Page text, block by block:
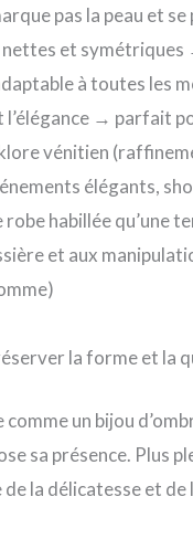
pas la peau et
et
à toutes les
l’élégance → parfait
vénitien
élégants,
robe habillée
et aux
la forme et la
un bijou
sa présence.
la délicatesse et